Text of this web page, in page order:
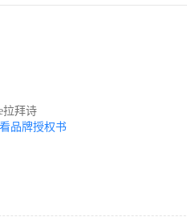
拉拜诗
品牌授权书